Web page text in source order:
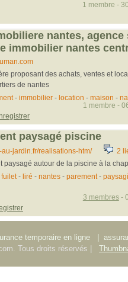
1 membre -
nantes,
immobilier nantes
proposant des achats, ventes et
de nantes
- immobilier- location - maison -
1 membre -
paysagé piscine
jardin.fr/realisations-htm/ 2
paysagé autour de la piscine à la
fuilet- liré - nantes- parement-
3 membres-
temporaire en ligne
Tous droits réservés |